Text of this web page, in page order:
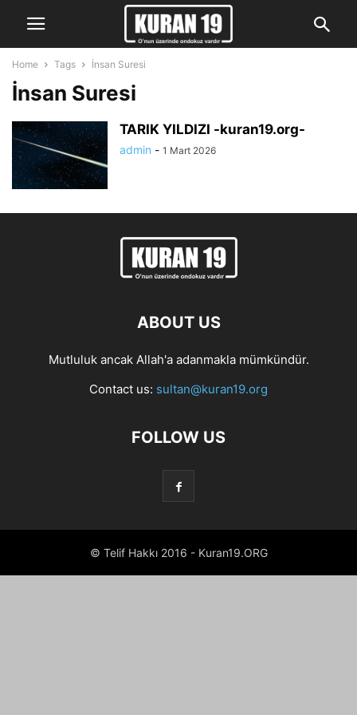
Home Tags İnsan Suresi
İnsan Suresi
TARIK YILDIZI -kuran19.org-
admin - 1 Mart 2026
ABOUT US
Mutluluk ancak Allah'a adanmakla mümkündür.
Contact us: sultan@kuran19.org
FOLLOW US
© Telif Hakkı 2016 - Kuran19.ORG